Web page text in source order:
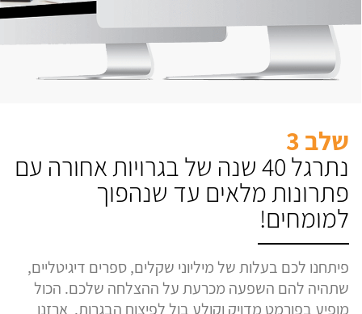
שלב 3
נתרגל 40 שנה של בגרויות אחורה עם
פתרונות מלאים עד שנהפוך
למומחים!
פיתחנו לכם בעלות של מיליוני שקלים, ספרים דיגיטליים,
שתהיה להם השפעה מכרעת על ההצלחה שלכם. הכול
מופיע בפורמט מדויק וקולע בול לפיצוח הבגרות. ארזנו